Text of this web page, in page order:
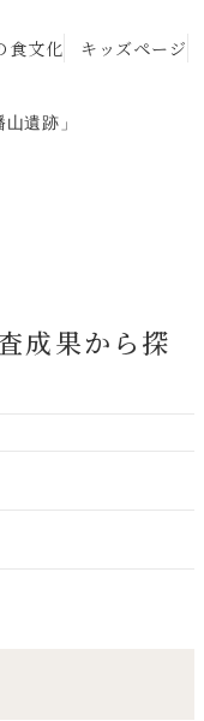
食文化 キッズページ
遺跡」
成果から探